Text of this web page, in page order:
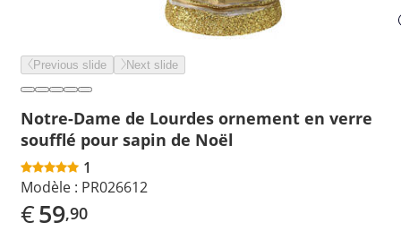
Previous slide Next slide
Notre-Dame de Lourdes ornement en verre
soufflé pour sapin de Noël
1
Modèle : PR026612
€59,90